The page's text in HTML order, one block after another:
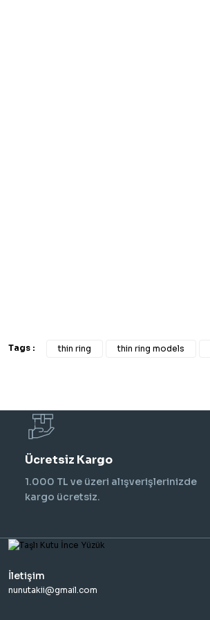
Tags : thin ring thin ring models
Ücretsiz Kargo
1.000 TL ve üzeri alışverişlerinizde
kargo ücretsiz.
İletişim
nunutakii@gmail.com